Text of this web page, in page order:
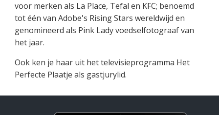
voor merken als La Place, Tefal en KFC; benoemd
tot één van Adobe's Rising Stars wereldwijd en
genomineerd als Pink Lady voedselfotograaf van
het jaar.
Ook ken je haar uit het televisieprogramma Het
Perfecte Plaatje als gastjurylid.